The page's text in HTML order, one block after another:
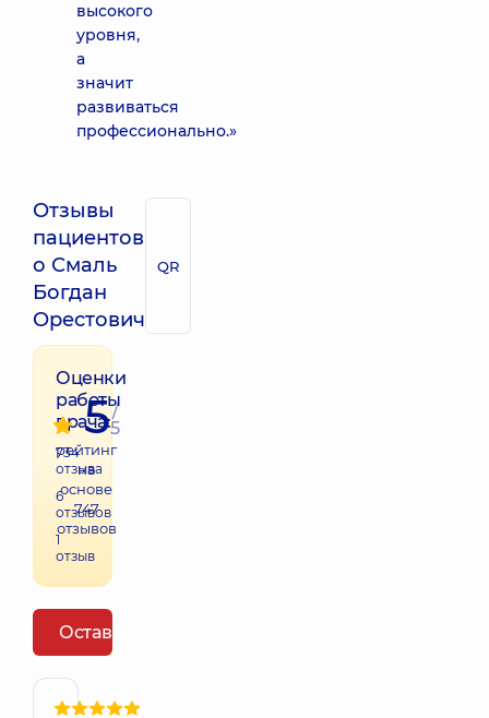
высокого
уровня,
а
значит
развиваться
профессионально.»
Отзывы
пациентов
о Смаль
Богдан
Орестович
QR
Оценки
работы
врача:
734
отзыва
6
отзывов
1
отзыв
5/
5
рейтинг
на
основе
747
отзывов
Оставить отзыв